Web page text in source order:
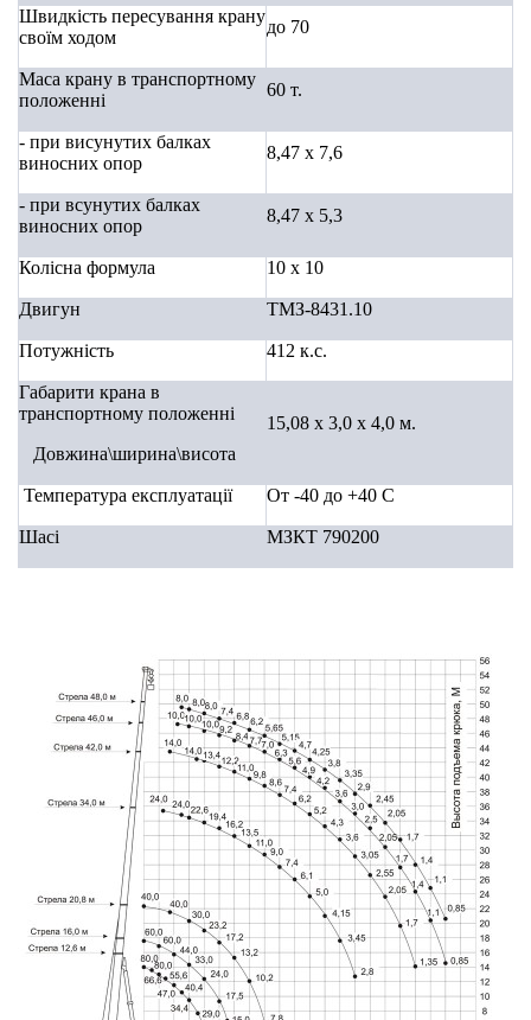
Швидкість пересування крану
своїм ходом
до 70
Маса крану в транспортному
положенні
60 т.
- при висунутих балках
виносних опор
8,47 х 7,6
- при всунутих балках
виносних опор
8,47 х 5,3
Колісна формула 10 х 10
Двигун ТМЗ-8431.10
Потужність 412 к.с.
Габарити крана в
транспортному положенні
Довжина\ширина\висота
15,08 х 3,0 х 4,0 м.
Температура експлуатації От -40 до +40 С
Шасі МЗКТ 790200